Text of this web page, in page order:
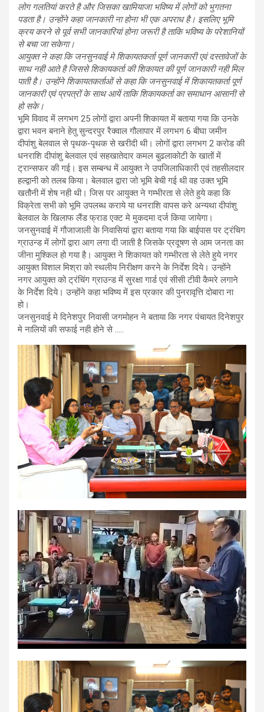
लोग गलतियां करते है और जिसका खामियाजा भविष्य में लोगों को भुगतना
पडता है। उन्होंने कहा जानकारी ना होना भी एक अपराध है। इसलिए भूमि
क्रय करने से पूर्व सभी जानकारियां होना जरूरी है ताकि भविष्य के परेशानियों
से बचा जा सकेगा।
आयुक्त ने कहा कि जनसुनवाई मे शिकायतकर्ता पूर्ण जानकारी एवं दस्तावेजों के
साथ नही आते है जिससे शिकायकर्ता की शिकायत की पूर्ण जानकारी नही मिल
पाती है। उन्होंने शिकायतकर्ताओं से कहा कि जनसुनवाई में शिकायतकर्ता पूर्ण
जानकारी एवं प्रपत्रों के साथ आयें ताकि शिकायकर्ता का समाधान आसानी से
हो सके।
भूमि विवाद में लगभग 25 लोगों द्वारा अपनी शिकायत में बताया गया कि उनके
द्वारा भवन बनाने हेतु सुन्दरपुर रैक्वाल गौलापार में लगभग 6 बीघा जमीन
दीपांशु बेलवाल से पृथक-पृथक से खरीदी थी। लोगों द्वारा लगभग 2 करोड की
धनराशि दीपांशु बेलवाल एवं सहखातेदार कमल बुढलाकोटी के खातों में
ट्रान्सफर की गई। इस सम्बन्ध में आयुक्त ने उपजिलाधिकारी एवं तहसीलदार
हल्द्वानी को तलब किया। बेलवाल द्वारा जो भूमि बेची गई थी वह उक्त भूमि
खतौनी में शेष नही थी। जिस पर आयुक्त ने गम्भीरता से लेते हुये कहा कि
विक्रेता सभी को भूमि उपलब्ध कराये या धनराशि वापस करे अन्यथा दीपांशु
बेलवाल के खिलाफ लैंड फ्राड एक्ट मे मुकदमा दर्ज किया जायेगा।
जनसुनवाई में गौजाजाली के निवासियां द्वारा बताया गया कि बाईपास पर ट्रंचिग
ग्राउन्ड में लोगों द्वारा आग लगा दी जाती है जिसके प्रदूषण से आम जनता का
जीना मुश्किल हो गया है। आयुक्त ने शिकायत को गम्भीरता से लेते हुये नगर
आयुक्त विशाल मिश्रा को स्थलीय निरीक्षण करने के निर्देश दिये। उन्होंने
नगर आयुक्त को ट्रंचिंग ग्राउन्ड में सुरक्षा गार्ड एवं सीसी टीवी कैमरे लगाने
के निर्देश दिये। उन्होंने कहा भविष्य में इस प्रकार की पुनरावृत्ति दोबारा ना
हो।
जनसुनवाई मे दिनेशपुर निवासी जगमोहन ने बताया कि नगर पंचायत दिनेशपुर
मे नालियों की सफाई नही होने से …..